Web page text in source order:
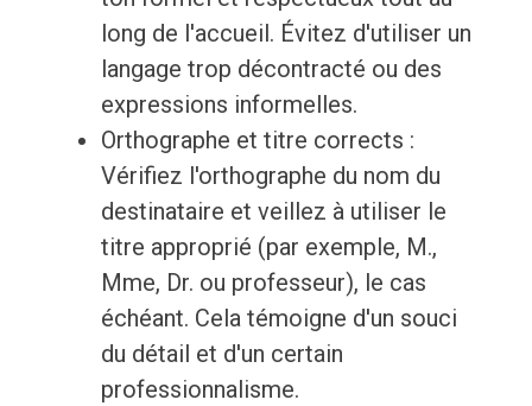
long de l'accueil. Évitez d'utiliser un
langage trop décontracté ou des
expressions informelles.
Orthographe et titre corrects :
Vérifiez l'orthographe du nom du
destinataire et veillez à utiliser le
titre approprié (par exemple, M.,
Mme, Dr. ou professeur), le cas
échéant. Cela témoigne d'un souci
du détail et d'un certain
professionnalisme.